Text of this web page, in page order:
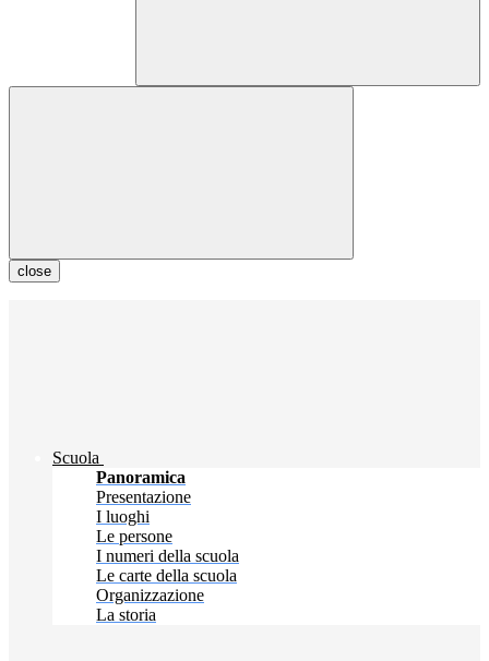
close
Scuola
Panoramica
Presentazione
I luoghi
Le persone
I numeri della scuola
Le carte della scuola
Organizzazione
La storia